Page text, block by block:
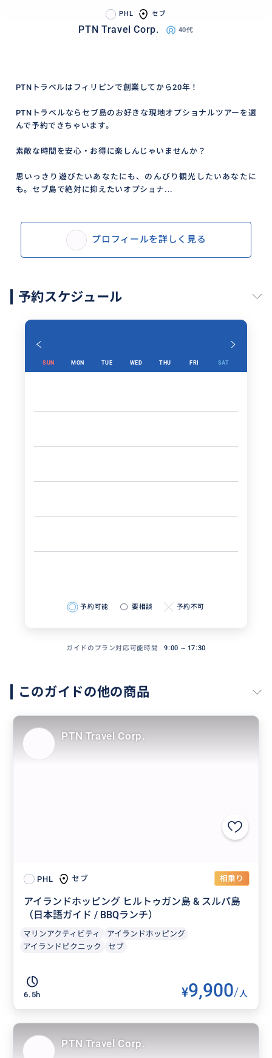
PHL セブ
PTN Travel Corp. 40代
PTNトラベルはフィリピンで創業してから20年！
PTNトラベルならセブ島のお好きな現地オプショナルツアーを選
んで予約できちゃいます。
素敵な時間を安心・お得に楽しんじゃいませんか？
思いっきり遊びたいあなたにも、のんびり観光したいあなたに
も。セブ島で絶対に抑えたいオプショナ...
プロフィールを詳しく見る
予約スケジュール
SUN MON TUE WED THU FRI SAT
予約可能 要相談 予約不可
ガイドのプラン対応可能時間 9:00 ~ 17:30
このガイドの他の商品
PHL セブ 相乗り
アイランドホッピング ヒルトゥガン島 & スルパ島
（日本語ガイド / BBQランチ）
マリンアクティビティ
アイランドホッピング
アイランドピクニック
セブ
6.5h ¥9,900/人
PTN Travel Corp.
PTN Travel Corp.